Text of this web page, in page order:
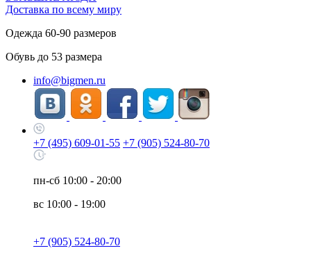
Доставка по всему миру
Одежда 60-90 размеров
Обувь до 53 размера
info@bigmen.ru
+7 (495) 609-01-55 +7 (905) 524-80-70
пн-сб 10:00 - 20:00
вс 10:00 - 19:00
+7 (905) 524-80-70